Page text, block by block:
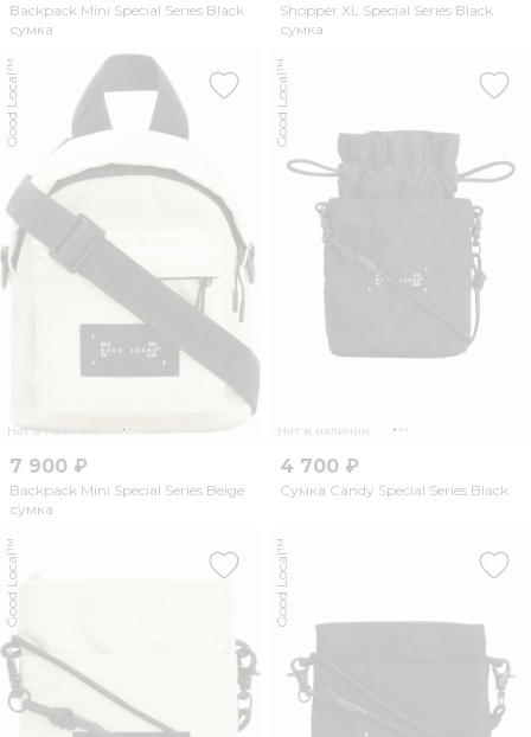
Backpack Mini Special Series Black
сумка
Shopper XL Special Series Black
сумка
Нет в наличии
Good Local™
7 900 ₽
Backpack Mini Special Series Beige
сумка
Нет в наличии
Good Local™
4 700 ₽
Сумка Candy Special Series Black
Good Local™ Good Local™